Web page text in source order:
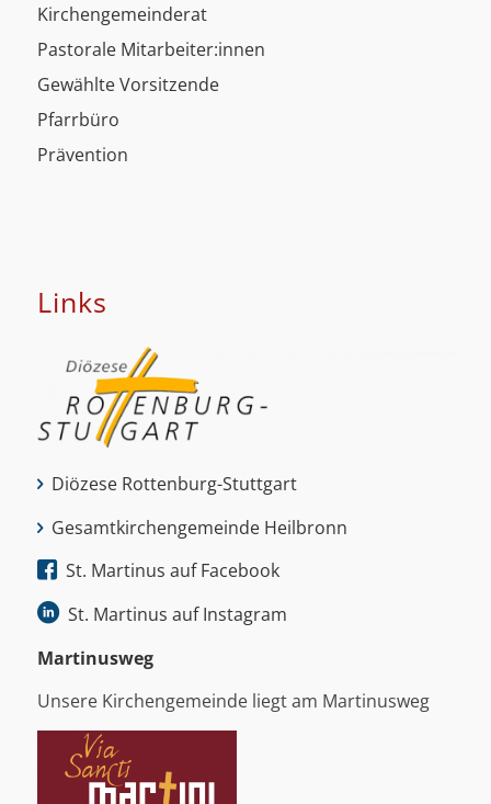
Kirchengemeinderat
Pastorale Mitarbeiter:innen
Gewählte Vorsitzende
Pfarrbüro
Prävention
Links
Diözese Rottenburg-Stuttgart
Gesamtkirchengemeinde Heilbronn
St. Martinus auf Facebook
St. Martinus auf Instagram
Martinus­weg
Unsere Kirchengemeinde liegt am Martinusweg